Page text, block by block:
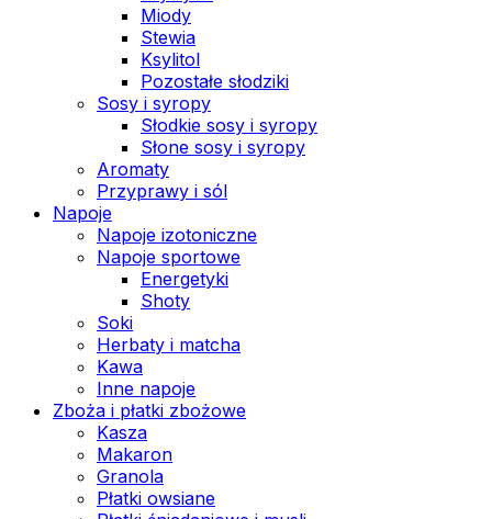
Miody
Stewia
Ksylitol
Pozostałe słodziki
Sosy i syropy
Słodkie sosy i syropy
Słone sosy i syropy
Aromaty
Przyprawy i sól
Napoje
Napoje izotoniczne
Napoje sportowe
Energetyki
Shoty
Soki
Herbaty i matcha
Kawa
Inne napoje
Zboża i płatki zbożowe
Kasza
Makaron
Granola
Płatki owsiane